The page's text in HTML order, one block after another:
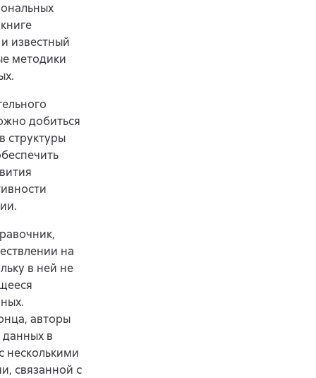
известный
методики
добиться
структуры
на
в ней не
авторы
в
несколькими
связанной с